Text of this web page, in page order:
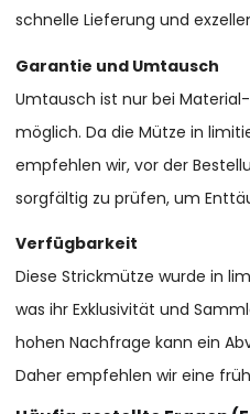
schnelle Lieferung und
Garantie und Umtausch
Umtausch ist nur bei
möglich. Da die Mütze in
empfehlen wir, vor der
sorgfältig zu prüfen, um
Verfügbarkeit
Diese Strickmütze wurde in
was ihr Exklusivität und
hohen Nachfrage kann ein
Daher empfehlen wir eine